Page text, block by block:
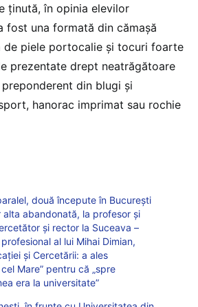
ținută, în opinia elevilor
fost una formată din cămașă
de piele portocalie și tocuri foarte
prezentate drept neatrăgătoare
din blugi și
hanorac imprimat sau rochie
două începute în București
alta abandonată, la profesor și
și rector la Suceava –
al lui Mihai Dimian,
și Cercetării: a ales
Mare” pentru că „spre
era la universitate”